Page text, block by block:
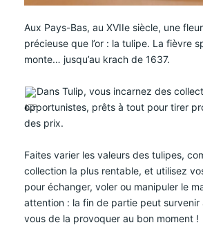
Aux Pays-Bas, au XVIIe siècle, une
précieuse que l’or : la tulipe. La fièvre
monte… jusqu’au krach de 1637.
Dans Tulip, vous incarnez des
opportunistes, prêts à tout pour tirer
des prix.
Faites varier les valeurs des tulipes,
collection la plus rentable, et utilisez
pour échanger, voler ou manipuler le
attention : la fin de partie peut
vous de la provoquer au bon moment !